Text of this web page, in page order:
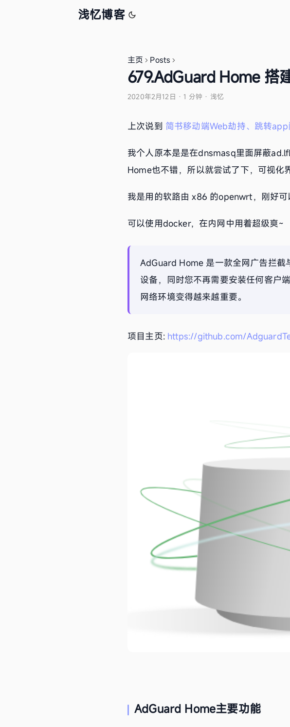
浅忆博客
主页 Posts
679.AdGuard Home 搭
2020年2月12日 ·1 分钟 · 浅忆
上次说到 简书移动端Web劫持、跳转app
我个人原本是是在dnsmasq里面屏蔽
Home也不错，所以就尝试了下，可视化
我是用的软路由 x86 的openwrt，刚好
可以使用docker，在内网中用着超级爽~
AdGuard Home 是一款全网广告拦截
设备，同时您不再需要安装任何客户
网络环境变得越来越重要。
项目主页: https://github.com/
AdGuard Home主要功能